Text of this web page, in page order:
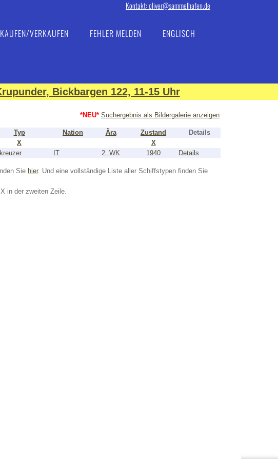
Kontakt: oliver@sammelhafen.de
KAUFEN/VERKAUFEN FEHLER MELDEN
ENGLISCH
Bickbargen 122, 11-15 Uhr
*NEU* Suchergebnis als Bildergalerie anzeigen
Typ Nation Ära Zustand
Details
X
X
IT 2. WK 1940 Details
Sie hier. Und eine vollständige Liste aller Schiffstypen finden Sie
in der zweiten Zeile.